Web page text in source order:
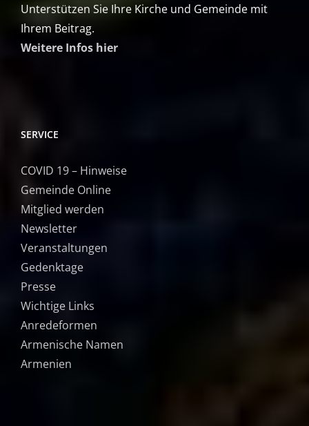
Unterstützen Sie Ihre Kirche und Gemeinde mit
Ihrem Beitrag.
Weitere Infos hier
SERVICE
COVID 19 – Hinweise
Gemeinde Online
Mitglied werden
Newsletter
Veranstaltungen
Gedenktage
Presse
Wichtige Links
Anredeformen
Armenische Namen
Armenien